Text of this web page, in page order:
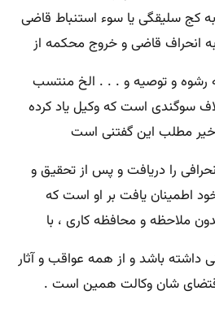
کج سلیقگی یا سوء استنباط قاضی
انحراف قاضی و خروج محکمه از
رشوه و توصیه و . . . الخ منتسب
سوگندی است که وکیل یاد کرده
مطلب این گفتنی است
را دریافت و پس از تحقیق و
اطمینان یافت بر او است که
ملاحظه و محافظه کاری ، با
داشته باشد و از همه عواقب و آثار
شان وکالت همین است .